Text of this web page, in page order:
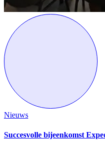
Nieuws
Succesvolle bijeenkomst